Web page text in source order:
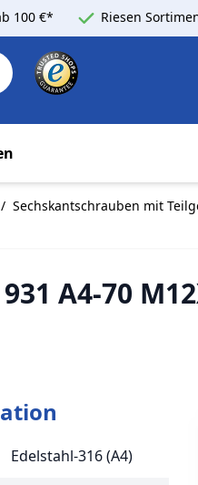
100 €* Riesen
Search
/ Sechskantschrauben mit
A4-70
Edelstahl-316 (A4)